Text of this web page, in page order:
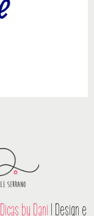
Dicas by Dani | Design e